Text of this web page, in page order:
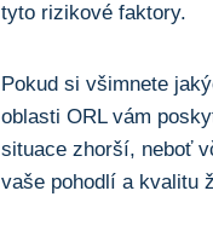
tyto rizikové faktory.
Pokud si ⁤všimnete
oblasti ORL vám‌
situace zhorší, neboť
vaše pohodlí a ⁢kvalitu